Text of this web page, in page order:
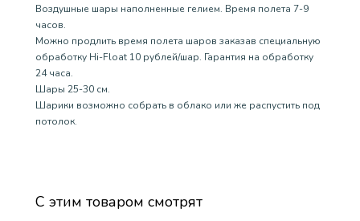
Воздушные шары наполненные гелием. Время полета 7-9
часов.
Можно продлить время полета шаров заказав специальную
обработку Hi-Float 10 рублей/шар. Гарантия на обработку
24 часа.
Шары 25-30 см.
Шарики возможно собрать в облако или же распустить под
потолок.
С этим товаром смотрят